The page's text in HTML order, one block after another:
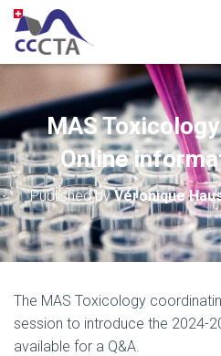
MAS
Online
Published byVéronique
The MAS Toxicology
session to introduce the 2024-
available for a Q&A.